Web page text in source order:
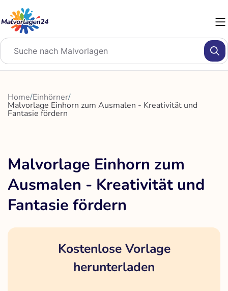
Inhalt
springen
Home/Einhörner/
Malvorlage Einhorn zum Ausmalen - Kreativität und
Fantasie fördern
Malvorlage Einhorn zum
Ausmalen - Kreativität und
Fantasie fördern
Kostenlose Vorlage
herunterladen